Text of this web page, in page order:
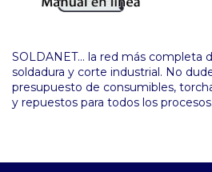
SOLDANET... la red más completa
soldadura y corte industrial. No
presupuesto de consumibles,
y repuestos para todos los procesos.